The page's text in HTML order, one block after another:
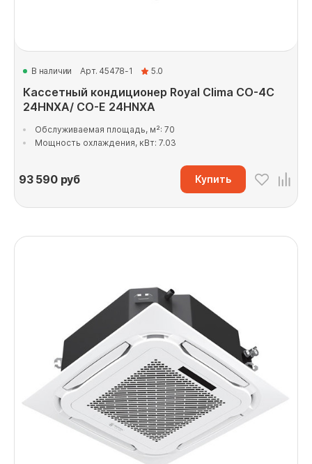
В наличии Арт. 45478-1 5.0
Кассетный кондиционер Royal Clima CO-4C
24HNXA/ CO-E 24HNXA
Обслуживаемая площадь, м²: 70
Мощность охлаждения, кВт: 7.03
93 590руб Купить